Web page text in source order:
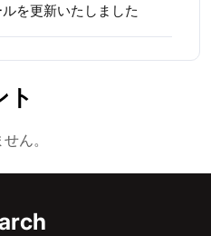
を更新いたしました
ト
ん。